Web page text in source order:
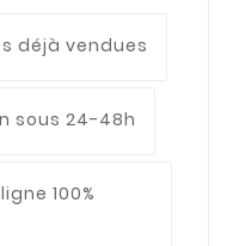
déjà vendues
sous 24-48h
100%